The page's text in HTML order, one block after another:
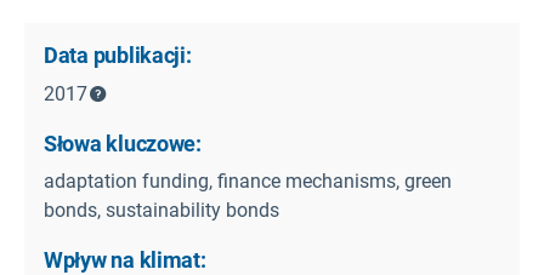
Data publikacji:
2017
Słowa kluczowe:
adaptation funding, finance mechanisms, green
bonds, sustainability bonds
Wpływ na klimat: